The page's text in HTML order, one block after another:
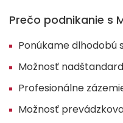
Prečo podnikanie s
Ponúkame dlhodobú
Možnosť
Profesionálne
Možnosť